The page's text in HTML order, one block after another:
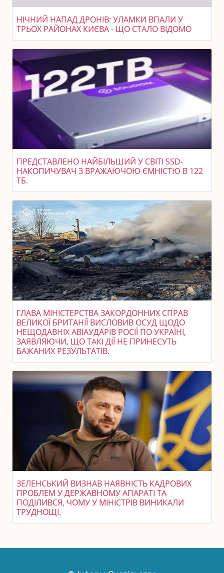
НІЧНИЙ НАПАД ДРОНІВ: УЛАМКИ ВПАЛИ У
ТРЬОХ РАЙОНАХ КИЄВА - ЩО СТАЛО ВІДОМО
ПРЕДСТАВЛЕНО НАЙБІЛЬШИЙ У СВІТІ SSD-
НАКОПИЧУВАЧ З ВРАЖАЮЧОЮ ЄМНІСТЮ В 122
ТБ.
ГЛАВА МІНІСТЕРСТВА ЗАКОРДОННИХ СПРАВ
ВЕЛИКОЇ БРИТАНІЇ ВИСЛОВИВ ОСУД ЩОДО
НЕЩОДАВНІХ АВІАУДАРІВ РОСІЇ ПО УКРАЇНІ,
ЗАЯВЛЯЮЧИ, ЩО ТАКІ ДІЇ НЕ ПРИНЕСУТЬ
БАЖАНИХ РЕЗУЛЬТАТІВ.
ЗЕЛЕНСЬКИЙ ВИЗНAВ НАЯВНІСТЬ КАДРОВИХ
ПРОБЛЕМ У ДЕРЖАВНОМУ АПАРАТІ ТА
ПОДІЛИВСЯ, ЧОМУ У МІНІСТРІВ ВИНИКАЛИ
ТРУДНОЩІ.